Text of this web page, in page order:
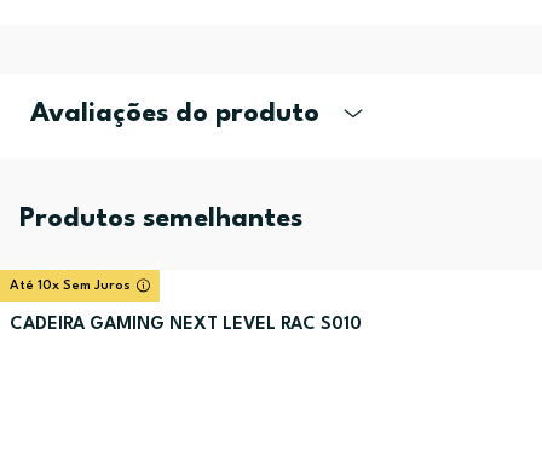
Avaliações do produto
Produtos semelhantes
Até 10x Sem Juros
CADEIRA GAMING NEXT LEVEL RAC S010